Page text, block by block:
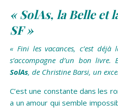
« SolAs, la Belle et
SF »
« Fini les vacances, c’est
s’accompagne d’un bon
SolAs, de Christine Barsi, un
C’est une constante dans les
a un amour qui semble